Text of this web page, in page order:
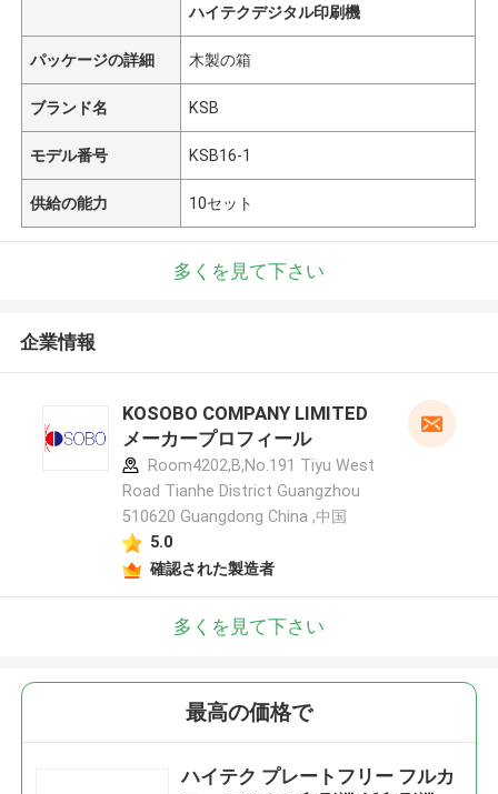
ハイテクデジタル印刷機
パッケージの詳細 木製の箱
ブランド名 KSB
モデル番号 KSB16-1
供給の能力 10セット
多くを見て下さい
企業情報
KOSOBO COMPANY LIMITED
メーカープロフィール
Room4202,B,No.191 Tiyu West
Road Tianhe District Guangzhou
510620 Guangdong China ,中国
5.0
確認された製造者
多くを見て下さい
最高の価格で
ハイテク プレートフリー フルカ